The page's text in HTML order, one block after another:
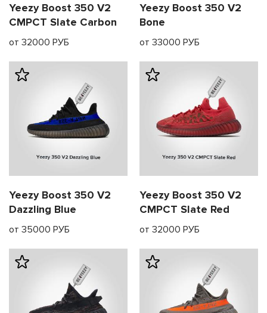
Yeezy Boost 350 V2
CMPCT Slate Carbon
от 32000 РУБ
Yeezy Boost 350 V2
Bone
от 33000 РУБ
Yeezy Boost 350 V2
Dazzling Blue
от 35000 РУБ
Yeezy Boost 350 V2
CMPCT Slate Red
от 32000 РУБ